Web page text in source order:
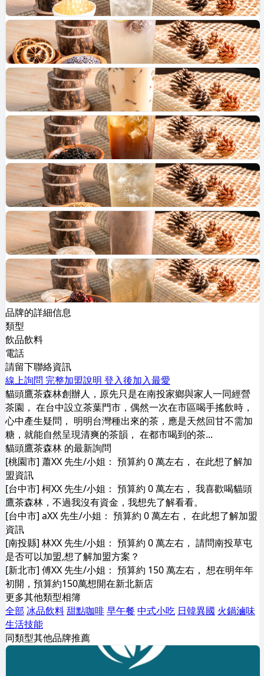
品牌的詳細信息
類型
飲品飲料
電話
請留下聯絡資訊
線上詢問 完整加盟說明 登入後加入最愛
貓頭鷹茶森林創辦人，原先只是在南投家鄉與家人一同經營
茶園， 在台中設立茶葉門市，偶然一次在市區喝手搖飲時，
心中產生疑問， 明明台灣種出來的茶，應是天然回甘不需加
糖，就能自然呈現清爽的茶韻， 在都市喝到的茶...
貓頭鷹茶森林 的最新詢問
[桃園市] 蕭XX 先生/小姐： 預算約 0 萬左右， 在此想了解加
盟資訊
[台中市] 柯XX 先生/小姐： 預算約 0 萬左右， 我喜歡喝貓頭
鷹茶森林，不過我沒有資金，我想先了解看看。
[台中市] aXX 先生/小姐： 預算約 0 萬左右， 在此想了解加盟
資訊
[南投縣] 林XX 先生/小姐： 預算約 0 萬左右， 請問南投草屯
是否可以加盟,想了解加盟方案？
[新北市] 傅XX 先生/小姐： 預算約 150 萬左右， 想在明年年
初開，預算約150萬想開在新北新店
更多其他類型相簿
全部 冰品飲料甜點咖啡早午餐 中式小吃 日韓異國 火鍋滷味
生活技能
同類型其他品牌推薦